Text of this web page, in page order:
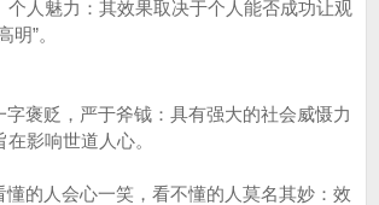
效果取决于个人能否成功让观
明”。
于斧钺：具有强大的社会威慑力
影响世道人心。
一笑，看不懂的人莫名其妙：效